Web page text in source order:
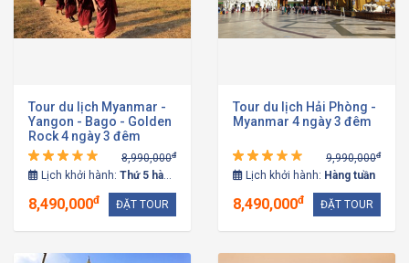
Tour du lịch Myanmar -
Yangon - Bago - Golden
Rock 4 ngày 3 đêm
8,990,000đ
Lịch khởi hành: Thứ 5 hàng tuần
8,490,000đ ĐẶT TOUR
Tour du lịch Hải Phòng -
Myanmar 4 ngày 3 đêm
9,990,000đ
Lịch khởi hành: Hàng tuần
8,490,000đ ĐẶT TOUR